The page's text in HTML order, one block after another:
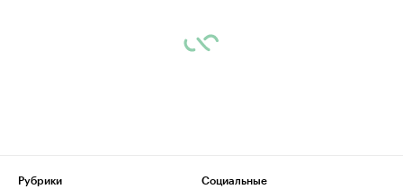
Рубрики
Социальные